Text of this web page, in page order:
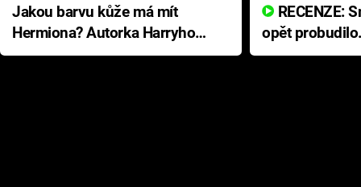
Jakou barvu kůže má mít
Hermiona? Autorka Harryho
Pottera přišla s ráznou
opět
přichází s